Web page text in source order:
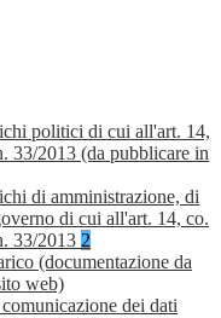
politici di cui all'art. 14,
33/2013 (da pubblicare in
di amministrazione, di
di cui all'art. 14, co.
33/2013 2
(documentazione da
web)
dei dati